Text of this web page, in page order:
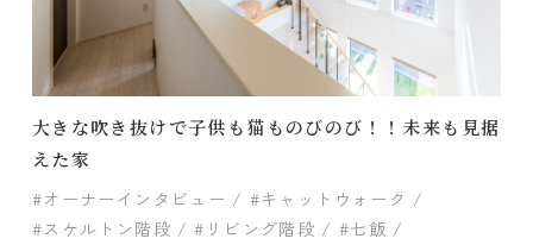
大きな吹き抜けで子供も猫ものびのび！！未来も見据
えた家
#オーナーインタビュー
#キャットウォーク
#スケルトン階段
#リビング階段
#七飯